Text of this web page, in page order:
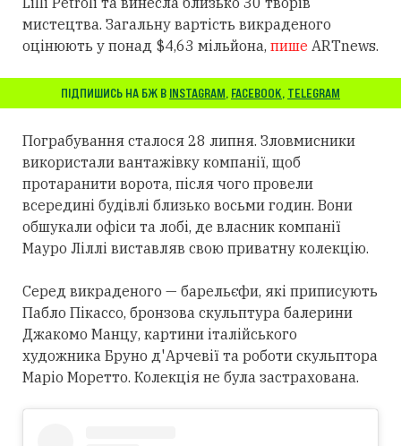
мистецтва. Загальну вартість викраденого
оцінюють у понад $4,63 мільйона, пише ARTnews.
ПІДПИШИСЬ НА БЖ В INSTAGRAM, FACEBOOK, TELEGRAM
Пограбування сталося 28 липня. Зловмисники
використали вантажівку компанії, щоб
протаранити ворота, після чого провели
всередині будівлі близько восьми годин. Вони
обшукали офіси та лобі, де власник компанії
Мауро Ліллі виставляв свою приватну колекцію.
Серед викраденого — барельєфи, які приписують
Пабло Пікассо, бронзова скульптура балерини
Джакомо Манцу, картини італійського
художника Бруно д'Арчевії та роботи скульптора
Маріо Моретто. Колекція не була застрахована.